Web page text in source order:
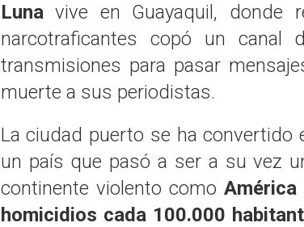
Lunavive en Guayaquil, donde
narcotraficantes copó un canal
transmisiones para pasar
muerte a sus periodistas.
La ciudad puerto se ha convertido
un país que pasó a ser a su vez
continente violento como
homicidios cada 100.000